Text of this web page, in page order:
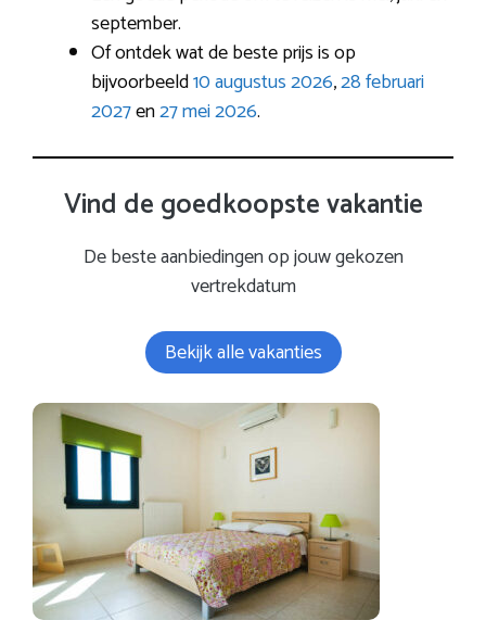
september.
Of ontdek wat de beste prijs is op
bijvoorbeeld10 augustus 2026,28 februari
2027en27 mei 2026.
Vind de goedkoopste vakantie
De beste aanbiedingen op jouw gekozen
vertrekdatum
Bekijk alle vakanties